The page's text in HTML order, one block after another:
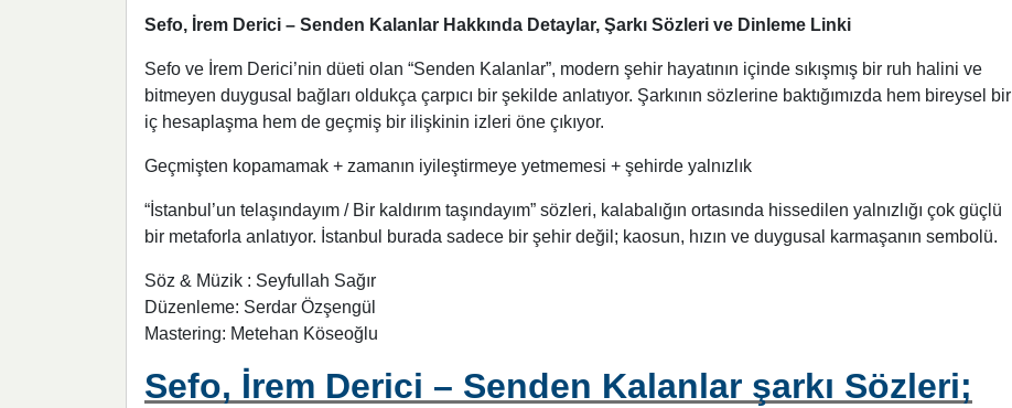
Sefo, İrem Derici – Senden Kalanlar Hakkında Detaylar, Şarkı Sözleri ve Dinleme Linki
Sefo ve İrem Derici’nin düeti olan “Senden Kalanlar”, modern şehir hayatının içinde sıkışmış bir ruh halini ve
bitmeyen duygusal bağları oldukça çarpıcı bir şekilde anlatıyor. Şarkının sözlerine baktığımızda hem bireysel bir
iç hesaplaşma hem de geçmiş bir ilişkinin izleri öne çıkıyor.
Geçmişten kopamamak + zamanın iyileştirmeye yetmemesi + şehirde yalnızlık
“İstanbul’un telaşındayım / Bir kaldırım taşındayım” sözleri, kalabalığın ortasında hissedilen yalnızlığı çok güçlü
bir metaforla anlatıyor. İstanbul burada sadece bir şehir değil; kaosun, hızın ve duygusal karmaşanın sembolü.
Söz & Müzik : Seyfullah Sağır
Düzenleme: Serdar Özşengül
Mastering: Metehan Köseoğlu
Sefo, İrem Derici – Senden Kalanlar şarkı Sözleri;